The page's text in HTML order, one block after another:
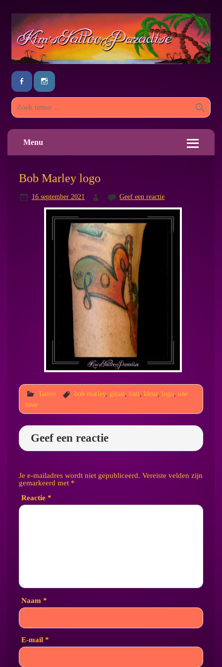
Menu
Bob Marley logo
16 september 2021 Geef een reactie
Tattoo bob marley, gitaar, hart, kleur, logo, one
love
Geef een reactie
Je e-mailadres wordt niet gepubliceerd. Vereiste velden zijn
gemarkeerd met *
Reactie *
Naam *
E-mail *